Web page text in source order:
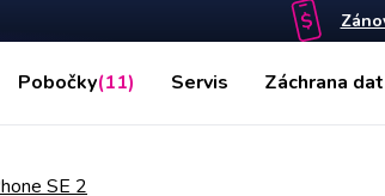
Pobočky(11) Servis Záchrana dat
SE 2